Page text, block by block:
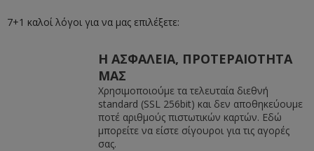
7+1 καλοί λόγοι για να μας επιλέξετε:
Η ΑΣΦΑΛΕΙΑ, ΠΡΟΤΕΡΑΙΟΤΗΤΑ
ΜΑΣ
Χρησιμοποιούμε τα τελευταία διεθνή
standard (SSL 256bit) και δεν αποθηκεύουμε
ποτέ αριθμούς πιστωτικών καρτών. Εδώ
μπορείτε να είστε σίγουροι για τις αγορές
σας.